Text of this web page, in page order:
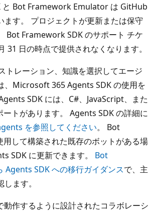
と Bot Framework Emulator は GitHub
ます。 プロジェクトが更新または保守
Bot Framework SDK のサポート チケ
31 日の時点で提供されなくなります。
トレーション、知識を選択してエージ
、Microsoft 365 Agents SDK の使用を
SDK には、C#、JavaScript、また
トがあります。 Agents SDK の詳細に
を参照してください。 Bot
して構築された既存のボットがある場
SDK に更新できます。 Bot
Agents SDK への移行ガイダンスで、主
ます。
作するように設計されたコラボレーシ